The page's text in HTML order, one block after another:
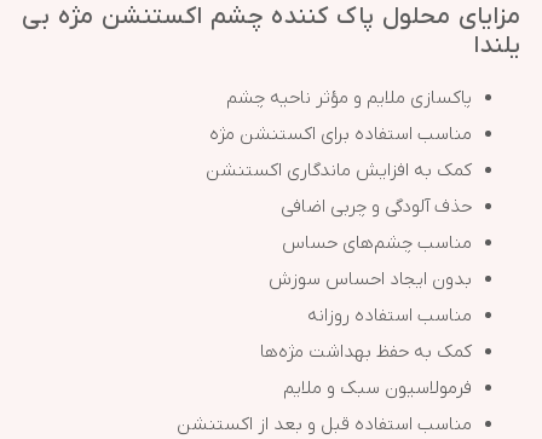
مزایای محلول پاک کننده چشم اکستنشن مژه بی
یلندا
پاکسازی ملایم و مؤثر ناحیه چشم
مناسب استفاده برای اکستنشن مژه
کمک به افزایش ماندگاری اکستنشن
حذف آلودگی و چربی اضافی
مناسب چشم‌های حساس
بدون ایجاد احساس سوزش
مناسب استفاده روزانه
کمک به حفظ بهداشت مژه‌ها
فرمولاسیون سبک و ملایم
مناسب استفاده قبل و بعد از اکستنشن